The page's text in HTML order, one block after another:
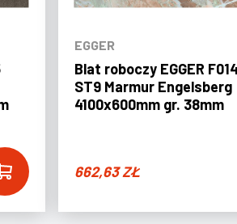
EGGER
Blat roboczy EGGER F014
ST9 Marmur Engelsberg
4100x600mm gr. 38mm
662,63ZŁ